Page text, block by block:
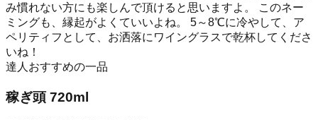
み慣れない方にも楽しんで頂けると思いますよ。 このネー
ミングも、縁起がよくていいよね。 5～8℃に冷やして、ア
ペリティフとして、お洒落にワイングラスで乾杯してくださ
いね！
達人おすすめの一品
稼ぎ頭 720ml